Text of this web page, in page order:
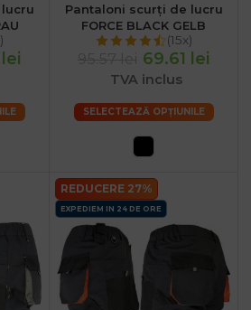
Pantaloni scurți de lucru
FORCE BLACK GELB
(15x)
69.61 lei
TVA inclus
SELECTEAZĂ OPȚIUNILE
REDUCERE 27%
EXPEDIEM IN 24 DE ORE